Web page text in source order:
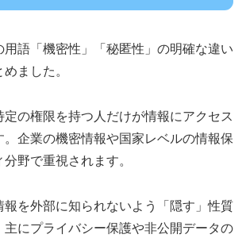
用語「機密性」「秘匿性」の明確な違い
ました。
定の権限を持つ人だけが情報にアクセス
。企業の機密情報や国家レベルの情報保
野で重視されます。
報を外部に知られないよう「隠す」性質
主にプライバシー保護や非公開データの